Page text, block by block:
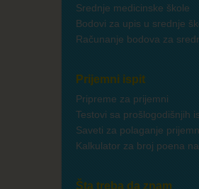
Srednje medicinske škole
Bodovi za upis u srednje
Računanje bodova za
Prijemni ispit
Pripreme za prijemni
Testovi sa prošlogodišnjih
Saveti za polaganje
Kalkulator za broj poena
Šta treba da znam